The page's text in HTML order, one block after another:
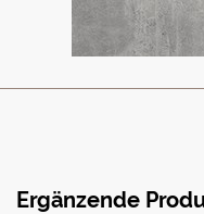
Ergänzende